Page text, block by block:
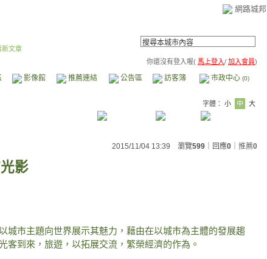
網路城邦
新文章
你還沒有登入喔( 馬上登入/ 加入會員)
影像館 推薦連結 公告區 訪客簿 市政中心 (0)
字體： 小 中 大
2015/11/04 13:39 瀏覽599 ｜回應0 推薦0
影
城市主題向世界展示其魅力，藉由在以城市為主體的發展趨
客到來，旅遊，以拓展交流，繁榮經濟的作為。